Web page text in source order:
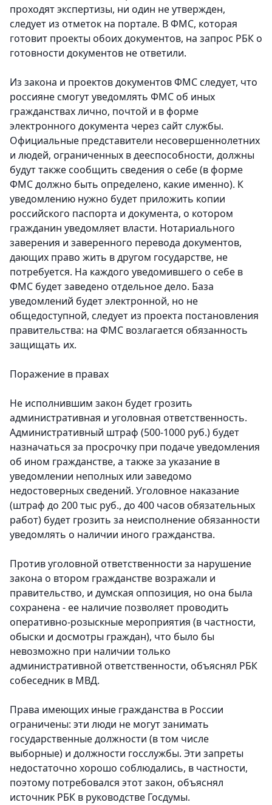
проходят экспертизы, ни один не утвержден,
следует из отметок на портале. В ФМС, которая
готовит проекты обоих документов, на запрос РБК о
готовности документов не ответили.
Из закона и проектов документов ФМС следует, что
россияне смогут уведомлять ФМС об иных
гражданствах лично, почтой и в форме
электронного документа через сайт службы.
Официальные представители несовершеннолетних
и людей, ограниченных в дееспособности, должны
будут также сообщить сведения о себе (в форме
ФМС должно быть определено, какие именно). К
уведомлению нужно будет приложить копии
российского паспорта и документа, о котором
гражданин уведомляет власти. Нотариального
заверения и заверенного перевода документов,
дающих право жить в другом государстве, не
потребуется. На каждого уведомившего о себе в
ФМС будет заведено отдельное дело. База
уведомлений будет электронной, но не
общедоступной, следует из проекта постановления
правительства: на ФМС возлагается обязанность
защищать их.
Поражение в правах
Не исполнившим закон будет грозить
административная и уголовная ответственность.
Административный штраф (500-1000 руб.) будет
назначаться за просрочку при подаче уведомления
об ином гражданстве, а также за указание в
уведомлении неполных или заведомо
недостоверных сведений. Уголовное наказание
(штраф до 200 тыс руб., до 400 часов обязательных
работ) будет грозить за неисполнение обязанности
уведомлять о наличии иного гражданства.
Против уголовной ответственности за нарушение
закона о втором гражданстве возражали и
правительство, и думская оппозиция, но она была
сохранена - ее наличие позволяет проводить
оперативно-розыскные мероприятия (в частности,
обыски и досмотры граждан), что было бы
невозможно при наличии только
административной ответственности, объяснял РБК
собеседник в МВД.
Права имеющих иные гражданства в России
ограничены: эти люди не могут занимать
государственные должности (в том числе
выборные) и должности госслужбы. Эти запреты
недостаточно хорошо соблюдались, в частности,
поэтому потребовался этот закон, объяснял
источник РБК в руководстве Госдумы.